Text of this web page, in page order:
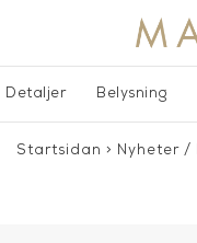
Detaljer Belysning
Startsidan > Nyheter /